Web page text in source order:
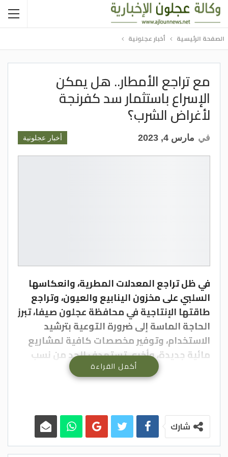
الصفحة الرئيسية أخبار عجلونية
مع تراجع الأمطار.. هل يمكن
الإسراع باستثمار سد كفرنجة
لأغراض الشرب؟
أخبار عجلونية في مارس 4, 2023
في ظل تراجع المعدلات المطرية، وانعكاسها
السلبي على مخزون الينابيع والعيون، وتراجع
طاقتها الإنتاجية في محافظة عجلون صيفا، تبرز
الحاجة الماسة إلى ضرورة التوعية بترشيد
الاستخدام، وتوفير مخصصات كافية لمشاريع
مائية جديدة، وأخرى تستهدف الحد من نسب
الفاقد المرتفعة، وذلك لتوفير المياه بكميات
كافيه للمحافظة خلال الصيف مثل استغلال
وتعتمد محافظة عجلون في تزودها بمياه
الشرب على مصادر محلية من العيون والآبار
بنسبة تصل وفق خبراء، إلى 75 % من حاجتها، ما
أكمل القراءة
شارك